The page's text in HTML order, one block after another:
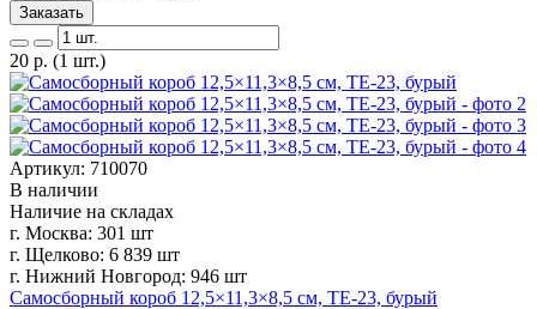
Заказать
20 р. (1 шт.)
Артикул: 710070
В наличии
Наличие на складах
г. Москва: 301 шт
г. Щелково: 6 839 шт
г. Нижний Новгород: 946 шт
Самосборный короб 12,5×11,3×8,5 см, ТЕ-23, бурый